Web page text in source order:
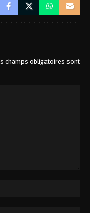
champs obligatoires sont